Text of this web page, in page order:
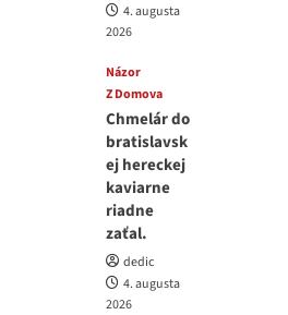
4. augusta
2026
Názor
Z Domova
Chmelár do
bratislavsk
ej hereckej
kaviarne
riadne
zaťal.
dedic
4. augusta
2026